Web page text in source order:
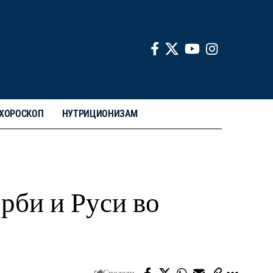
НУТРИЦИОНИЗАМ
и Руси во